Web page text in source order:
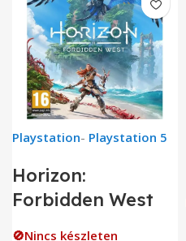
Playstation- Playstation 5
Horizon:
Forbidden West
🚫Nincs készleten